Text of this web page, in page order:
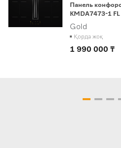
Панель
KMDA7473-1 FL
Gold
1 990 000 ₸
Қорда жоқ